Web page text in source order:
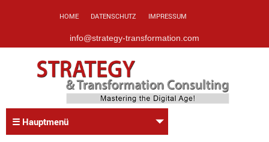
HOME DATENSCHUTZ IMPRESSUM
info@strategy-transformation.com
☰ Hauptmenü